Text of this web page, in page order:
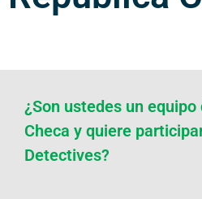
¿Son ustedes un equipo
Checa y quiere
Detectives?